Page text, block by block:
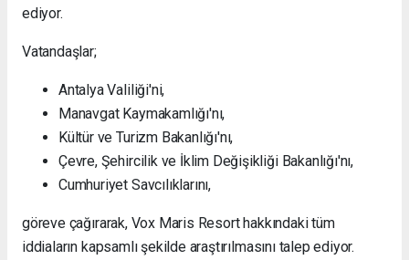
ediyor.
Vatandaşlar;
Antalya Valiliği'ni,
Manavgat Kaymakamlığı'nı,
Kültür ve Turizm Bakanlığı'nı,
Çevre, Şehircilik ve İklim Değişikliği Bakanlığı'nı,
Cumhuriyet Savcılıklarını,
göreve çağırarak, Vox Maris Resort hakkındaki tüm
iddiaların kapsamlı şekilde araştırılmasını talep ediyor.